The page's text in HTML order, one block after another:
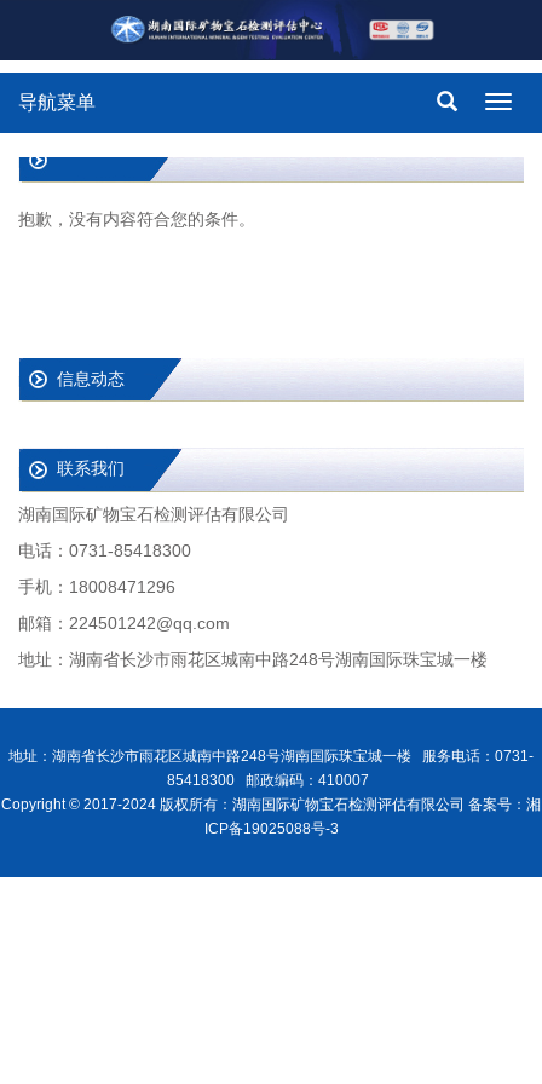
导航菜单
抱歉，没有内容符合您的条件。
信息动态
联系我们
湖南国际矿物宝石检测评估有限公司
电话：0731-85418300
手机：18008471296
邮箱：224501242@qq.com
地址：湖南省长沙市雨花区城南中路248号湖南国际珠宝城一楼
地址：湖南省长沙市雨花区城南中路248号湖南国际珠宝城一楼 服务电话：0731-
85418300 邮政编码：410007
Copyright © 2017-2024 版权所有：湖南国际矿物宝石检测评估有限公司 备案号：湘
ICP备19025088号-3